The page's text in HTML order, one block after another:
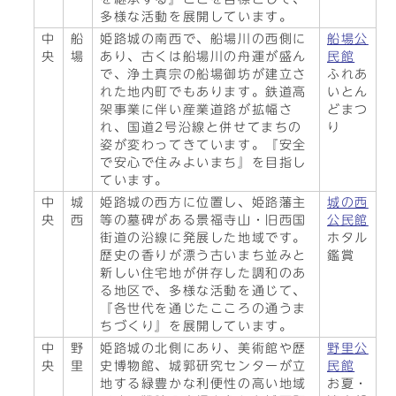
多様な活動を展開しています。
中
央
船
場
姫路城の南西で、船場川の西側に
あり、古くは船場川の舟運が盛ん
で、浄土真宗の船場御坊が建立さ
れた地内町でもあります。鉄道高
架事業に伴い産業道路が拡幅さ
れ、国道2号沿線と併せてまちの
姿が変わってきています。『安全
で安心で住みよいまち』を目指し
ています。
船場公
民館
ふれあ
いとん
どまつ
り
中
央
城
西
姫路城の西方に位置し、姫路藩主
等の墓碑がある景福寺山・旧西国
街道の沿線に発展した地域です。
歴史の香りが漂う古いまち並みと
新しい住宅地が併存した調和のあ
る地区で、多様な活動を通じて、
『各世代を通じたこころの通うま
ちづくり』を展開しています。
城の西
公民館
ホタル
鑑賞
中
央
野
里
姫路城の北側にあり、美術館や歴
史博物館、城郭研究センターが立
地する緑豊かな利便性の高い地域
野里公
民館
お夏・